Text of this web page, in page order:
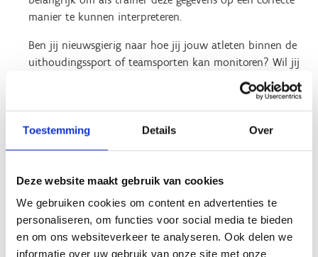
Toestemming Details Over
Deze website maakt gebruik van cookies
We gebruiken cookies om content en advertenties te
personaliseren, om functies voor social media te bieden
en om ons websiteverkeer te analyseren. Ook delen we
informatie over uw gebruik van onze site met onze
manier te kunnen interpreteren.
Ben jij nieuwsgierig naar hoe jij jouw atleten binnen de
uithoudingssport of teamsporten kan monitoren? Wil jij
graag meer weten over hoe je deze gegevens correct kan
interpreteren en ervoor kan zorgen dat jouw atleten
hierdoor naar een hoger niveau gaan? Hoe voorkom je
overtraining en wat is het verband met herstel en
slaap?
Tijdens deze masterclass krijg je een antwoord op al